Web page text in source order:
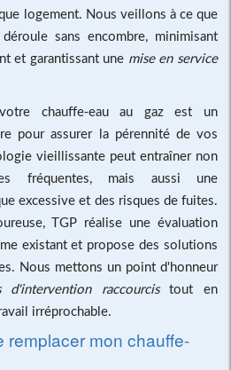
logement. Nous veillons à ce que
sans encombre, minimisant
et garantissant une mise en service
chauffe-eau au gaz est un
pour assurer la pérennité de vos
vieillissante peut entraîner non
fréquentes, mais aussi une
excessive et des risques de fuites.
TGP réalise une évaluation
existant et propose des solutions
Nous mettons un point d'honneur
d'intervention raccourcistout en
irréprochable.
remplacer mon chauffe-